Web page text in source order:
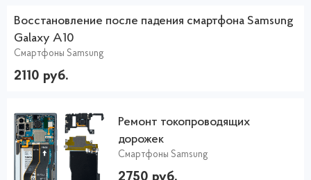
Восстановление после падения смартфона Samsung
Galaxy A10
Смартфоны Samsung
2110 руб.
Ремонт токопроводящих
дорожек
Смартфоны Samsung
2750 руб.